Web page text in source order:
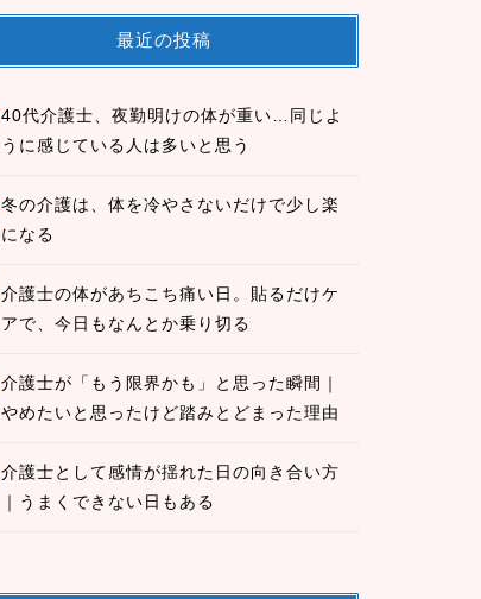
最近の投稿
40代介護士、夜勤明けの体が重い…同じよ
うに感じている人は多いと思う
冬の介護は、体を冷やさないだけで少し楽
になる
介護士の体があちこち痛い日。貼るだけケ
アで、今日もなんとか乗り切る
介護士が「もう限界かも」と思った瞬間｜
やめたいと思ったけど踏みとどまった理由
介護士として感情が揺れた日の向き合い方
｜うまくできない日もある